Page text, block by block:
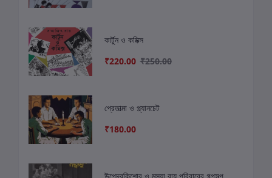
কার্টুন ও কমিক্স
₹220.00 ₹250.00
প্রেতাত্মা ও প্ল্যানচেট
₹180.00